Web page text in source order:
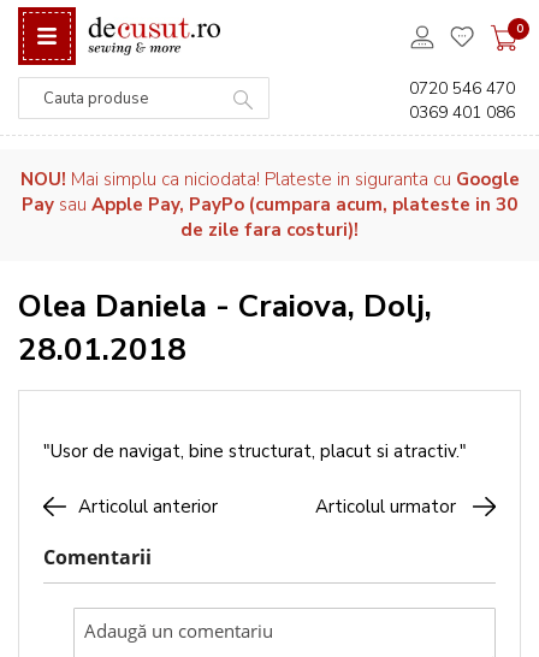
0
0720 546 470
0369 401 086
NOU! Mai simplu ca niciodata! Plateste in siguranta cu Google
Pay sau Apple Pay, PayPo (cumpara acum, plateste in 30
de zile fara costuri)!
Olea Daniela - Craiova, Dolj,
28.01.2018
"Usor de navigat, bine structurat, placut si atractiv."
Articolul anterior Articolul urmator
Comentarii